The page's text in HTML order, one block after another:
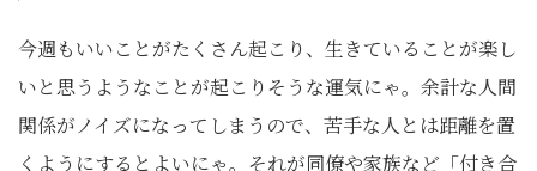
今週もいいことがたくさん起こり、生きていることが楽し
いと思うようなことが起こりそうな運気にゃ。余計な人間
関係がノイズになってしまうので、苦手な人とは距離を置
くようにするとよいにゃ。それが同僚や家族など「付き合